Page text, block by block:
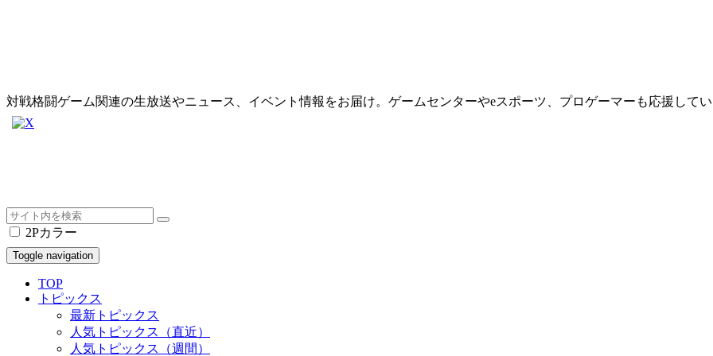
対戦格闘ゲーム関連の生放送やニュース、イベント情報をお届け。ゲームセンターやeスポーツ、プロゲーマーも応援して
2Pカラー
Toggle navigation
TOP
トピックス
最新トピックス
人気トピックス（直近）
人気トピックス（週間）